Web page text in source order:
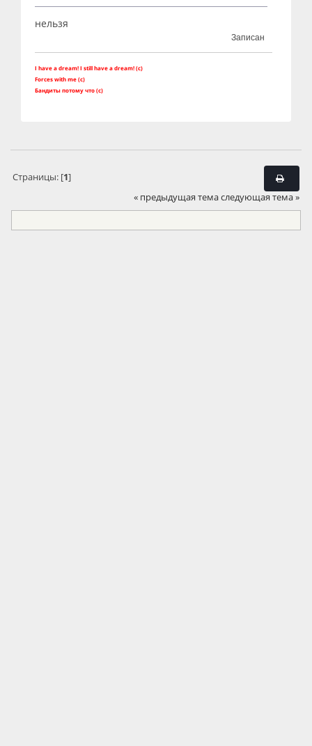
нельзя
Записан
I have a dream! I still have a dream! (c)
Forces with me (c)
Бандиты потому что (с)
Страницы: [1]
« предыдущая тема следующая тема »